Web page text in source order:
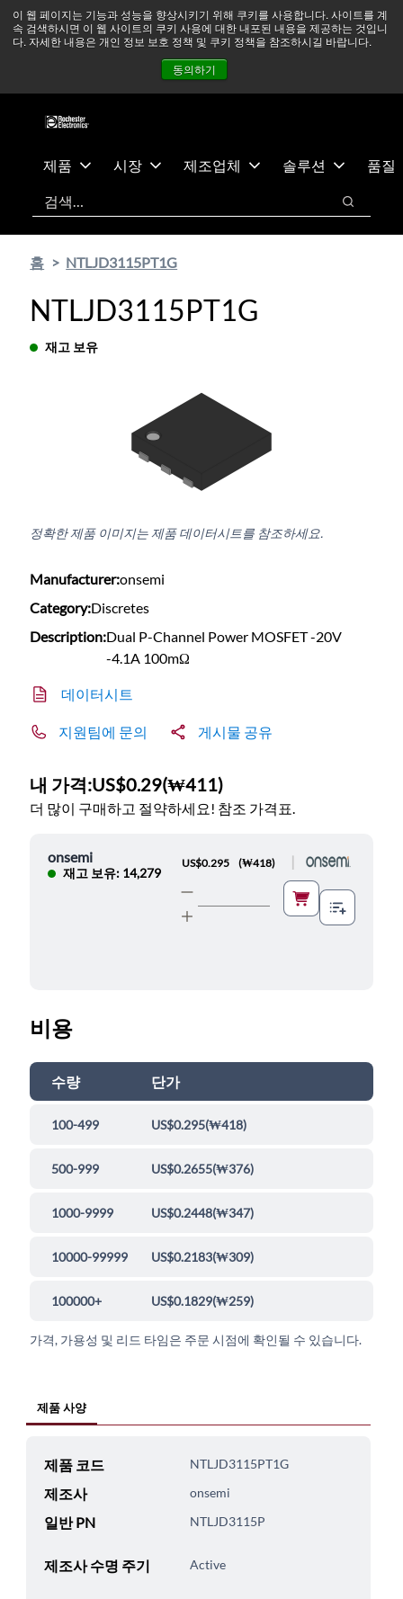
이 웹 페이지는 기능과 성능을 향상시키기 위해 쿠키를 사용합니다. 사이트를 계
속 검색하시면 이 웹 사이트의 쿠키 사용에 대한 내포된 내용을 제공하는 것입니
다. 자세한 내용은 개인 정보 보호 정책 및 쿠키 정책을 참조하시길 바랍니다.
동의하기
츠
건
중동 지역 상황을 지속적으로 주시하고 있으며, 모든 서비스는
정상적으로 운영되고 있습니다. 더 읽어보기 →
뉴스
문의하기
제품 시장 제조업체 솔루션
품질
검색
검색
홈 NTLJD3115PT1G
NTLJD3115PT1G
재고 보유
정확한 제품 이미지는 제품 데이터시트를 참조하세요.
Manufacturer:onsemi
Category:Discretes
Description:Dual P-Channel Power MOSFET -20V
-4.1A 100mΩ
데이터시트
지원팀에 문의 게시물 공유
내 가격:US$0.29(₩411)
더 많이 구매하고 절약하세요! 참조 가격표.
onsemi
재고 보유: 14,279
US$0.295 (₩418)
비용
수량 단가
100-499 US$0.295(₩418)
500-999 US$0.2655(₩376)
1000-9999 US$0.2448(₩347)
10000-99999 US$0.2183(₩309)
100000+ US$0.1829(₩259)
가격, 가용성 및 리드 타임은 주문 시점에 확인될 수 있습니다.
제품 사양
제품 코드 NTLJD3115PT1G
제조사 onsemi
일반 PN NTLJD3115P
제조사 수명 주기 Active